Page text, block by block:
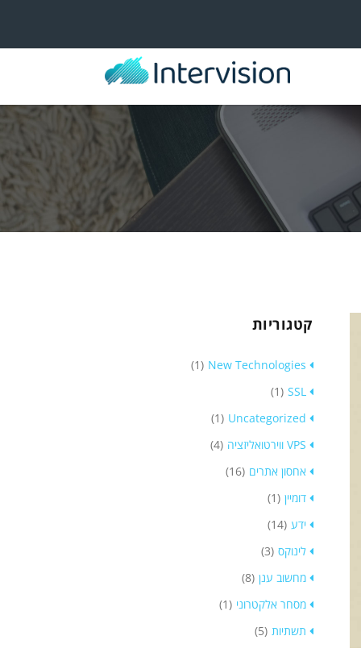
קטגוריות
New Technologies
(1)
SSL
(1)
Uncategorized
(1)
VPS ווירטואליזציה
(4)
אחסון אתרים (16)
דומיין (1)
ידע (14)
לינוקס (3)
מחשוב ענן (8)
מסחר אלקטרוני (1)
תשתיות (5)